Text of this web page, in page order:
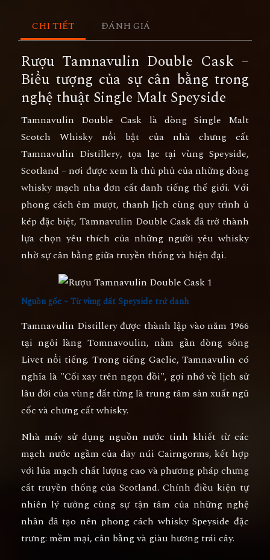
CHI TIẾT ĐÁNH GIÁ
Rượu Tamnavulin Double Cask –
Biểu tượng của sự cân bằng trong
nghệ thuật Single Malt Speyside
Tamnavulin Double Cask là dòng Single Malt
Scotch Whisky nổi bật của nhà chưng cất
Tamnavulin Distillery, tọa lạc tại vùngSpeyside,
Scotland – nơi được xem là thủ phủ của những dòng
whisky mạch nha đơn cất danh tiếng thế giới. Với
phong cách êm mượt, thanh lịch cùng quy trình ủ
kép đặc biệt, Tamnavulin Double Cask đã trở thành
lựa chọn yêu thích của những người yêu whisky
nhờ sự cân bằng giữa truyền thống và hiện đại.
Nguồn gốc – Từ vùng đất Speyside trứ danh
Tamnavulin Distillery được thành lập vào năm 1966
tại ngôi làng Tomnavoulin, nằm gần dòng sông
Livet nổi tiếng. Trong tiếng Gaelic,Tamnavulin có
nghĩa là "Cối xay trên ngọn đồi", gợi nhớ về lịch sử
lâu đời của vùng đất từng là trung tâm sản xuất ngũ
cốc và chưng cất whisky.
Nhà máy sử dụng nguồn nước tinh khiết từ các
mạch nước ngầm của dãy núi Cairngorms, kết hợp
với lúa mạch chất lượng cao và phương pháp chưng
cất truyền thống của Scotland. Chính điều kiện tự
nhiên lý tưởng cùng sự tận tâm của những nghệ
nhân đã tạo nên phong cách whisky Speyside đặc
trưng: mềm mại, cân bằng và giàu hương trái cây.